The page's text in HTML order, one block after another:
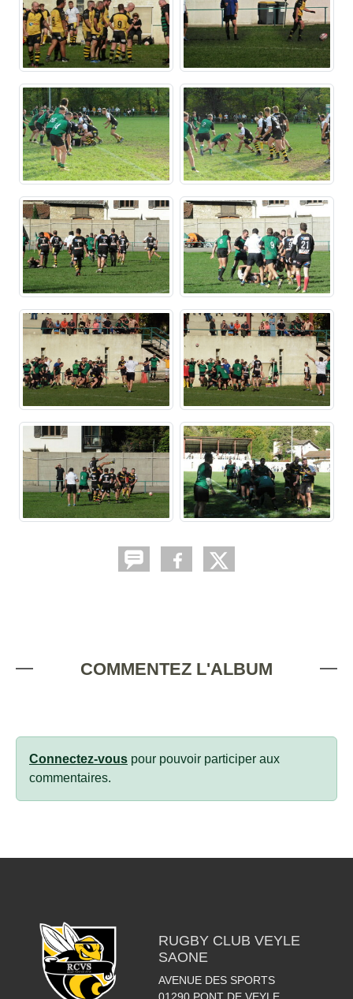
COMMENTEZ L'ALBUM
Connectez-vous pour pouvoir participer aux
commentaires.
RUGBY CLUB VEYLE
SAONE
AVENUE DES SPORTS